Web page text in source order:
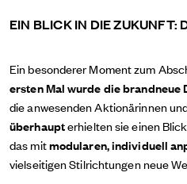
EIN BLICK IN DIE ZUKUNFT:
Ein besonderer Moment zum
ersten Mal wurde die brandneue
die anwesenden Aktionärinnen
überhaupterhielten sie einen
das mitmodularen, individuell
vielseitigen Stilrichtungen neue